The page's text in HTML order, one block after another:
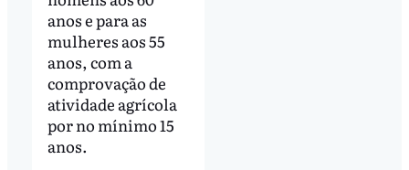
anos e para as
mulheres aos 55
anos, com a
comprovação de
atividade agrícola
por no mínimo 15
anos.